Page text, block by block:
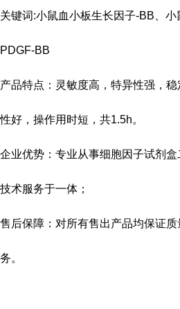
关键词:小鼠血小板生长因子-BB、
PDGF-BB
产品特点：灵敏度高，特异性强，
性好，操作用时短，共1.5h。
企业优势：专业从事细胞因子试剂盒
技术服务于一体；
售后保障：对所有售出产品均保证
务。